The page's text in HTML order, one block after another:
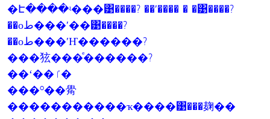
�Է����ʵ���͹����? ��ʹ���� � �͹����?
��оط���ʹ��͹����?
��оط���ʹҤ������?
���㹡���ͤ������?
��ʻ��ٵ�
���º��觷
�����������ҡ����͹���麹��